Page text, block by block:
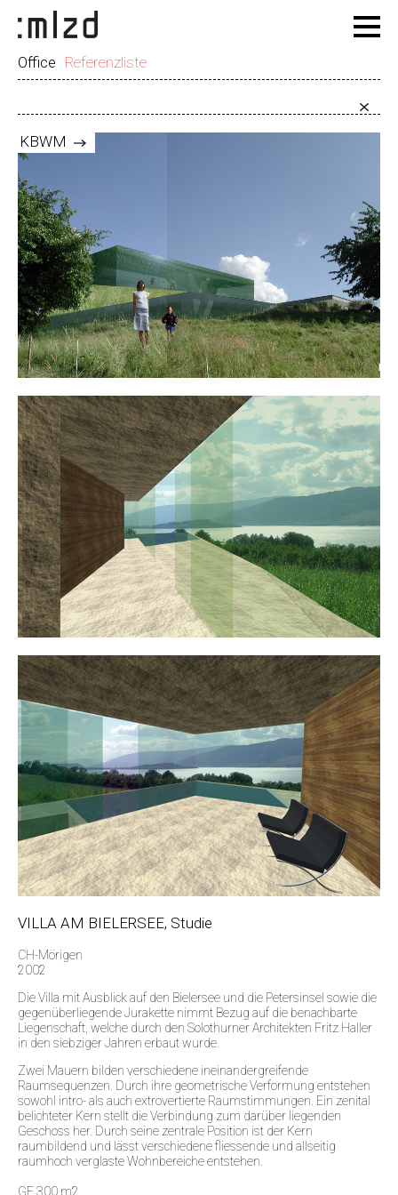
Office Referenzliste
KBWM
VILLA AM BIELERSEE, Studie
CH-Mörigen
2002
Die Villa mit Ausblick auf den Bielersee und die Petersinsel sowie die
gegenüberliegende Jurakette nimmt Bezug auf die benachbarte
Liegenschaft, welche durch den Solothurner Architekten Fritz Haller
in den siebziger Jahren erbaut wurde.
Zwei Mauern bilden verschiedene ineinandergreifende
Raumsequenzen. Durch ihre geometrische Verformung entstehen
sowohl intro- als auch extrovertierte Raumstimmungen. Ein zenital
belichteter Kern stellt die Verbindung zum darüber liegenden
Geschoss her. Durch seine zentrale Position ist der Kern
raumbildend und lässt verschiedene fliessende und allseitig
raumhoch verglaste Wohnbereiche entstehen.
GF 300 m2